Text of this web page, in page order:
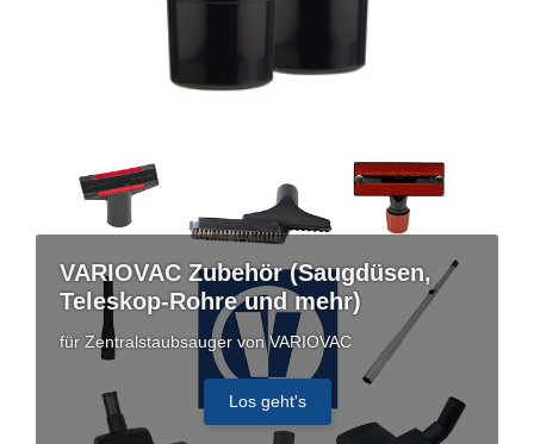
VARIOVAC Zubehör (Saugdüsen,
Teleskop-Rohre und mehr)
für Zentralstaubsauger von VARIOVAC
Los geht's